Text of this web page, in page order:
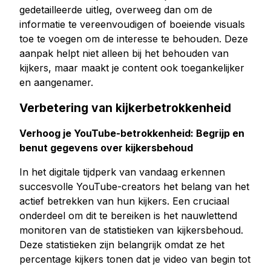
gedetailleerde uitleg, overweeg dan om de
informatie te vereenvoudigen of boeiende visuals
toe te voegen om de interesse te behouden. Deze
aanpak helpt niet alleen bij het behouden van
kijkers, maar maakt je content ook toegankelijker
en aangenamer.
Verbetering van kijkerbetrokkenheid
Verhoog je YouTube-betrokkenheid: Begrijp en
benut gegevens over kijkersbehoud
In het digitale tijdperk van vandaag erkennen
succesvolle YouTube-creators het belang van het
actief betrekken van hun kijkers. Een cruciaal
onderdeel om dit te bereiken is het nauwlettend
monitoren van de statistieken van kijkersbehoud.
Deze statistieken zijn belangrijk omdat ze het
percentage kijkers tonen dat je video van begin tot